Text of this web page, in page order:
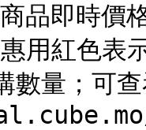
即時價
用紅色表
數量；可